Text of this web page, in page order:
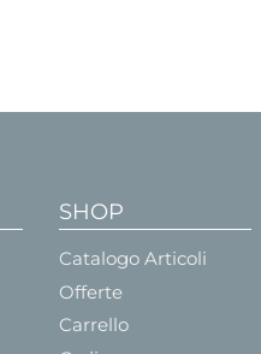
SHOP
Catalogo Articoli
Offerte
Carrello